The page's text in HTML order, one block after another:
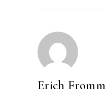
Erich Fromm